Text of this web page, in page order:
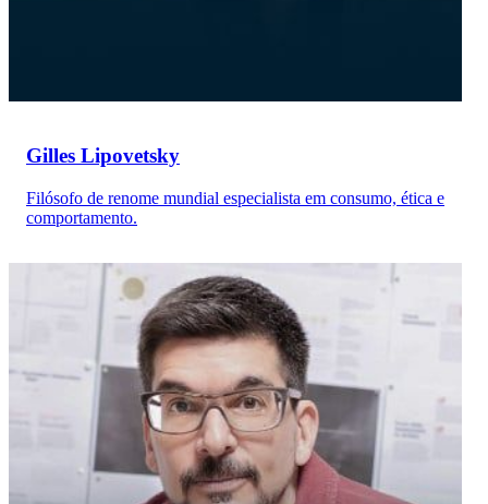
Gilles Lipovetsky
Filósofo de renome mundial especialista em consumo, ética e
comportamento.